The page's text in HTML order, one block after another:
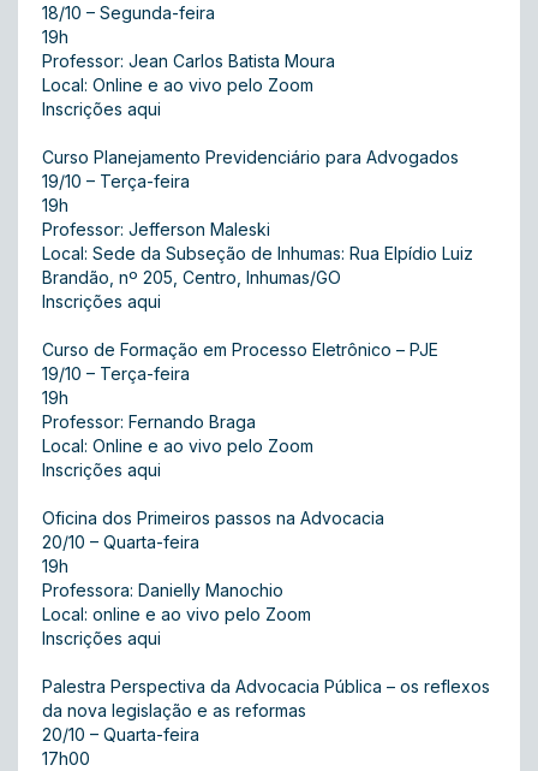
18/10 – Segunda-feira
19h
Professor: Jean Carlos Batista Moura
Local: Online e ao vivo pelo Zoom
Inscrições aqui
Curso Planejamento Previdenciário para Advogados
19/10 – Terça-feira
19h
Professor: Jefferson Maleski
Local: Sede da Subseção de Inhumas: Rua Elpídio Luiz
Brandão, nº 205, Centro, Inhumas/GO
Inscrições aqui
Curso de Formação em Processo Eletrônico – PJE
19/10 – Terça-feira
19h
Professor: Fernando Braga
Local: Online e ao vivo pelo Zoom
Inscrições aqui
Oficina dos Primeiros passos na Advocacia
20/10 – Quarta-feira
19h
Professora: Danielly Manochio
Local: online e ao vivo pelo Zoom
Inscrições aqui
Palestra Perspectiva da Advocacia Pública – os reflexos
da nova legislação e as reformas
20/10 – Quarta-feira
17h00